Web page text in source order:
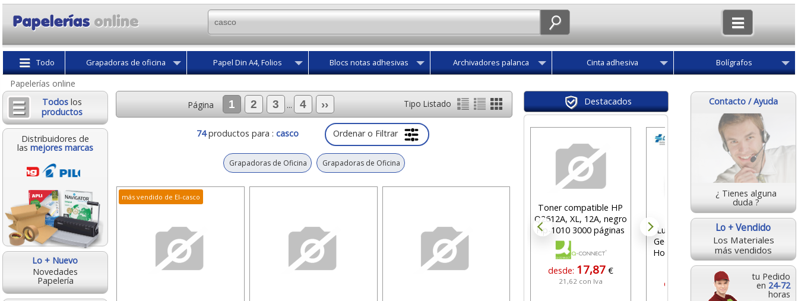
Todo Grapadoras de oficina Papel Din A4, Folios Blocs notas adhesivas Archivadores palanca Cinta adhesiva Bolígrafos
Papelerías online
Todos los
productos
Distribuidores de
las mejores marcas
Lo + Nuevo
Novedades
Papelería
Contacto / Ayuda
¿ Tienes alguna
duda ?
Lo + Vendido
Los Materiales
más vendidos
tu Pedido
en 24-72
horas
Página 1 2 3 ... 4 ›› Tipo Listado
74productos para : casco Ordenar o Filtrar
Grapadoras de Oficina Grapadoras de Oficina
más vendido de El-casco
Destacados
Toner compatible HP
Q2612A, XL, 12A, negro
Hp-1010 3000 páginas
KF15057
desde: 17,87 €
21,62 con Iva
Luz Emergencia V16
Geolocalizada Groovy
Homologada DGT 3.0
GROOVY
desde:
31,96 €
38,67 con Iva